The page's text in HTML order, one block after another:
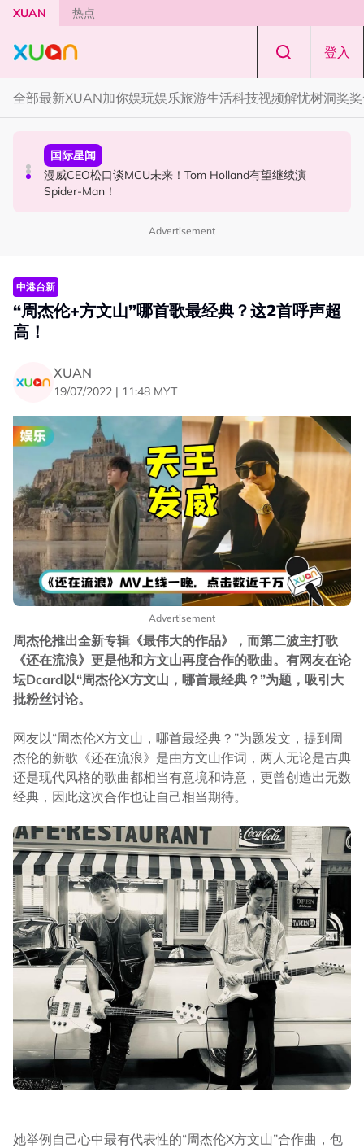
Skip to main content
XUAN 热点
登入
全部最新XUAN加你娱玩娱乐旅游生活科技视频解忧树洞奖
演唱会
F✦FOREVER 首次来马开唱！万人合唱《流星雨》，梦回
《流星花园》
国际星闻
漫威CEO松口谈MCU未来！Tom Holland有望继续演
Spider-Man！
国际星闻
张员瑛频陷耍大牌争议！首度吐心声：真相终究会浮出水
面！
Advertisement
中港台新
“周杰伦+方文山”哪首歌最经典？这2首呼声超
高！
XUAN
19/07/2022 | 11:48 MYT
Advertisement
周杰伦推出全新专辑《最伟大的作品》，而第二波主打歌
《还在流浪》更是他和方文山再度合作的歌曲。有网友在论
坛Dcard以“周杰伦X方文山，哪首最经典？”为题，吸引大
批粉丝讨论。
网友以“周杰伦X方文山，哪首最经典？”为题发文，提到周
杰伦的新歌《还在流浪》是由方文山作词，两人无论是古典
还是现代风格的歌曲都相当有意境和诗意，更曾创造出无数
经典，因此这次合作也让自己相当期待。
她举例自己心中最有代表性的“周杰伦X方文山”合作曲，包